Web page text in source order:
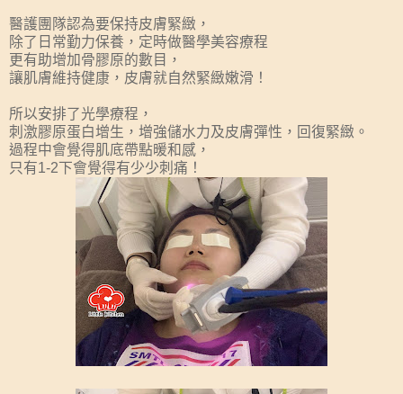
醫護團隊認為要保持皮膚緊緻，
除了日常勤力保養，定時做醫學美容療程
更有助增加骨膠原的數目，
讓肌膚維持健康，皮膚就自然緊緻嫩滑！
所以安排了光學療程，
刺激膠原蛋白增生，增強儲水力及皮膚彈性，回復緊緻。
過程中會覺得肌底帶點暖和感，
只有1-2下會覺得有少少刺痛！